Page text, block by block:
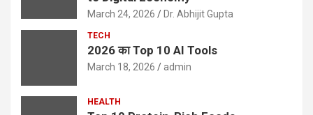
March 24, 2026 Dr. Abhijit Gupta
TECH
2026 का Top 10 AI Tools
March 18, 2026 admin
HEALTH